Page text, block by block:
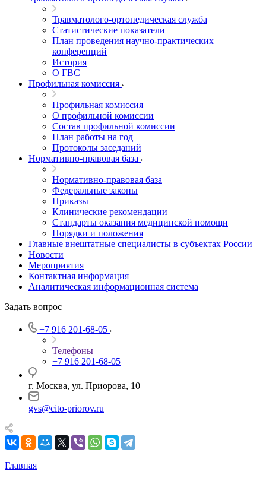
Травматолого-ортопедическая служба
Статистические показатели
План проведения научно-практических
конференций
История
О ГВС
Профильная комиссия
Профильная комиссия
О профильной комиссии
Состав профильной комиссии
План работы на год
Протоколы заседаний
Нормативно-правовая база
Нормативно-правовая база
Федеральные законы
Приказы
Клинические рекомендации
Стандарты оказания медицинской помощи
Порядки и положения
Главные внештатные специалисты в субъектах России
Новости
Мероприятия
Контактная информация
Аналитическая информационная система
Задать вопрос
+7 916 201-68-05
Телефоны
+7 916 201-68-05
г. Москва, ул. Приорова, 10
gvs@cito-priorov.ru
Главная
—